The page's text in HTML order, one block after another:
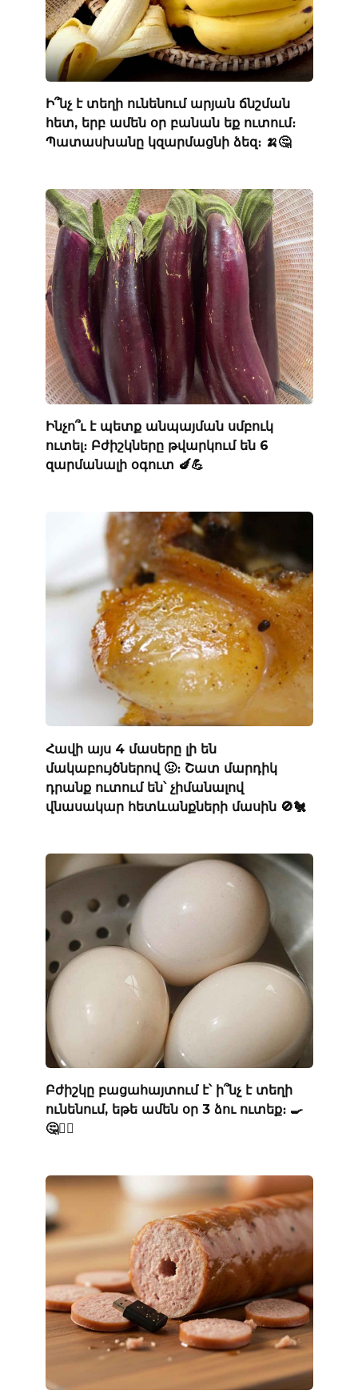
Ի՞նչ է տեղի ունենում արյան ճնշման
հետ, երբ ամեն օր բանան եք ուտում։
Պատասխանը կզարմացնի ձեզ։ 🍌🤔
Ինչո՞ւ է պետք անպայման սմբուկ
ուտել։ Բժիշկները թվարկում են 6
զարմանալի օգուտ 🍆💪
Հավի այս 4 մասերը լի են
մակաբույծներով 🤢։ Շատ մարդիկ
դրանք ուտում են՝ չիմանալով
վնասակար հետևանքների մասին 🚫🐔
Բժիշկը բացահայտում է՝ ի՞նչ է տեղի
ունենում, եթե ամեն օր 3 ձու ուտեք։ 🍳
🤔👨‍⚕️